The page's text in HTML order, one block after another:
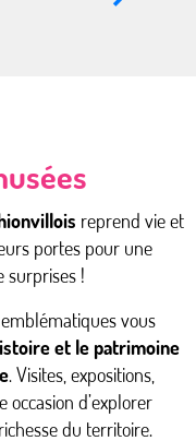
reprend vie et
portes pour une
surprises !
vous
et le patrimoine
. Visites, expositions,
d’explorer
du territoire.